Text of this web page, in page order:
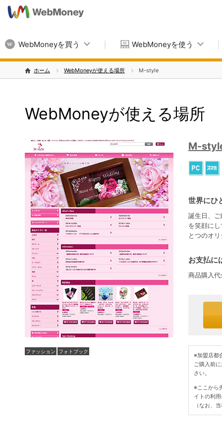
WebMoneyを買う WebMoneyを使う
ホーム WebMoneyが使える場所 M-style
WebMoneyが使える場所
ファッション フォトブック
M-
世界にひ
誕生日、
を笑顔に
とつのオ
お支払に
商品購入
※加盟店都
ご購入前
さい。
※ここから
イトの利
（なお、